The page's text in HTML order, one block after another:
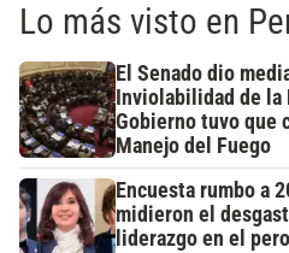
Lo más visto en
El Senado dio
Inviolabilidad de la
Gobierno tuvo que
Manejo del Fuego
Encuesta rumbo a
midieron el
liderazgo en el